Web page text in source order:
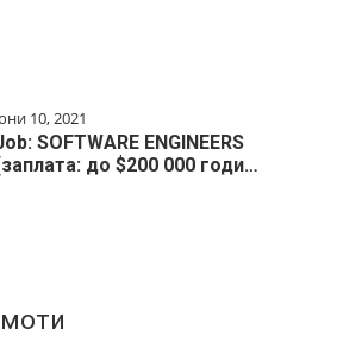
10, 2021
SOFTWARE ENGINEERS
до $200 000 годи…